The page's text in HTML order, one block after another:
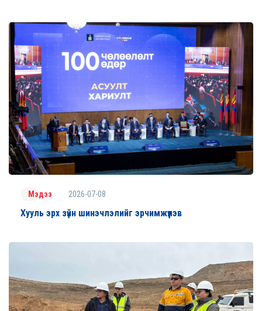
Мэдээ 2026-07-08
Хууль эрх зүйн шинэчлэлийг эрчимжүүлэв